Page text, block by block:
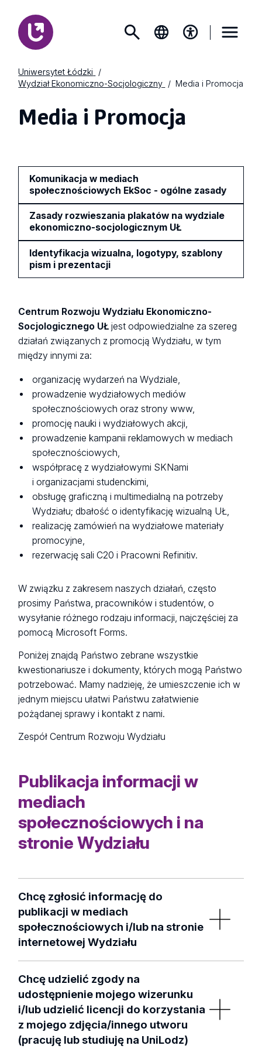
Uniwersytet Łódzki
Wydział Ekonomiczno-Socjologiczny
Media i Promocja
Media i Promocja
Komunikacja w mediach
społecznościowych EkSoc - ogólne zasady
Zasady rozwieszania plakatów na wydziale
ekonomiczno-socjologicznym UŁ
Identyfikacja wizualna, logotypy, szablony
pism i prezentacji
Centrum Rozwoju Wydziału Ekonomiczno-
Socjologicznego UŁ jest odpowiedzialne za szereg
działań związanych z promocją Wydziału, w tym
między innymi za:
organizację wydarzeń na Wydziale,
prowadzenie wydziałowych mediów
społecznościowych oraz strony www,
promocję nauki i wydziałowych akcji,
prowadzenie kampanii reklamowych w mediach
społecznościowych,
współpracę z wydziałowymi SKNami
i organizacjami studenckimi,
obsługę graficzną i multimedialną na potrzeby
Wydziału; dbałość o identyfikację wizualną UŁ,
realizację zamówień na wydziałowe materiały
promocyjne,
rezerwację sali C20 i Pracowni Refinitiv.
W związku z zakresem naszych działań, często
prosimy Państwa, pracowników i studentów, o
wysyłanie różnego rodzaju informacji, najczęściej za
pomocą Microsoft Forms.
Poniżej znajdą Państwo zebrane wszystkie
kwestionariusze i dokumenty, których mogą Państwo
potrzebować. Mamy nadzieję, że umieszczenie ich w
jednym miejscu ułatwi Państwu załatwienie
pożądanej sprawy i kontakt z nami.
Zespół Centrum Rozwoju Wydziału
Publikacja informacji w
mediach
społecznościowych i na
stronie Wydziału
Chcę zgłosić informację do
publikacji w mediach
społecznościowych i/lub na stronie
internetowej Wydziału
organizowanym przez Państwa wydarzeniu,
konferencji lub ważnej aktualności została
opublikowana jako:
aktualność na stronie internetowej Wydziału;
Chcę udzielić zgody na
udostępnienie mojego wizerunku
i/lub udzielić licencji do korzystania
z mojego zdjęcia/innego utworu
(pracuję lub studiuję na UniLodz)